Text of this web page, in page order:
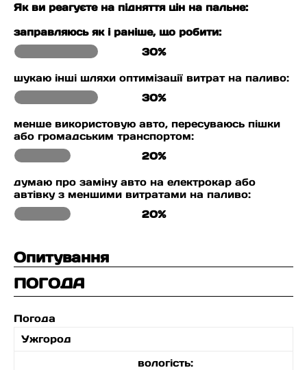
Як ви реагуєте на підняття цін на пальне:
заправляюсь як і раніше, що робити:
30%
шукаю інші шляхи оптимізації витрат на паливо:
30%
менше використовую авто, пересуваюсь пішки
або громадським транспортом:
20%
думаю про заміну авто на електрокар або
автівку з меншими витратами на паливо:
20%
Опитування
ПОГОДА
Погода
Ужгород
вологість: